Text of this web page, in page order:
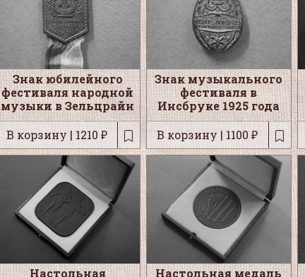
Знак юбилейного
фестиваля народной
музыки в Зельцрайн
В корзину | 1210 ₽
Знак музыкального
фестиваля в
Инсбруке 1925 года
В корзину | 1100 ₽
Настольная
Настольная медаль